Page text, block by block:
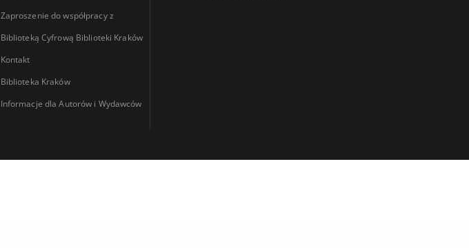
Zaproszenie do współpracy z
Biblioteką Cyfrową Biblioteki Kraków
Kontakt
Biblioteka Kraków
Informacje dla Autorów i Wydawców